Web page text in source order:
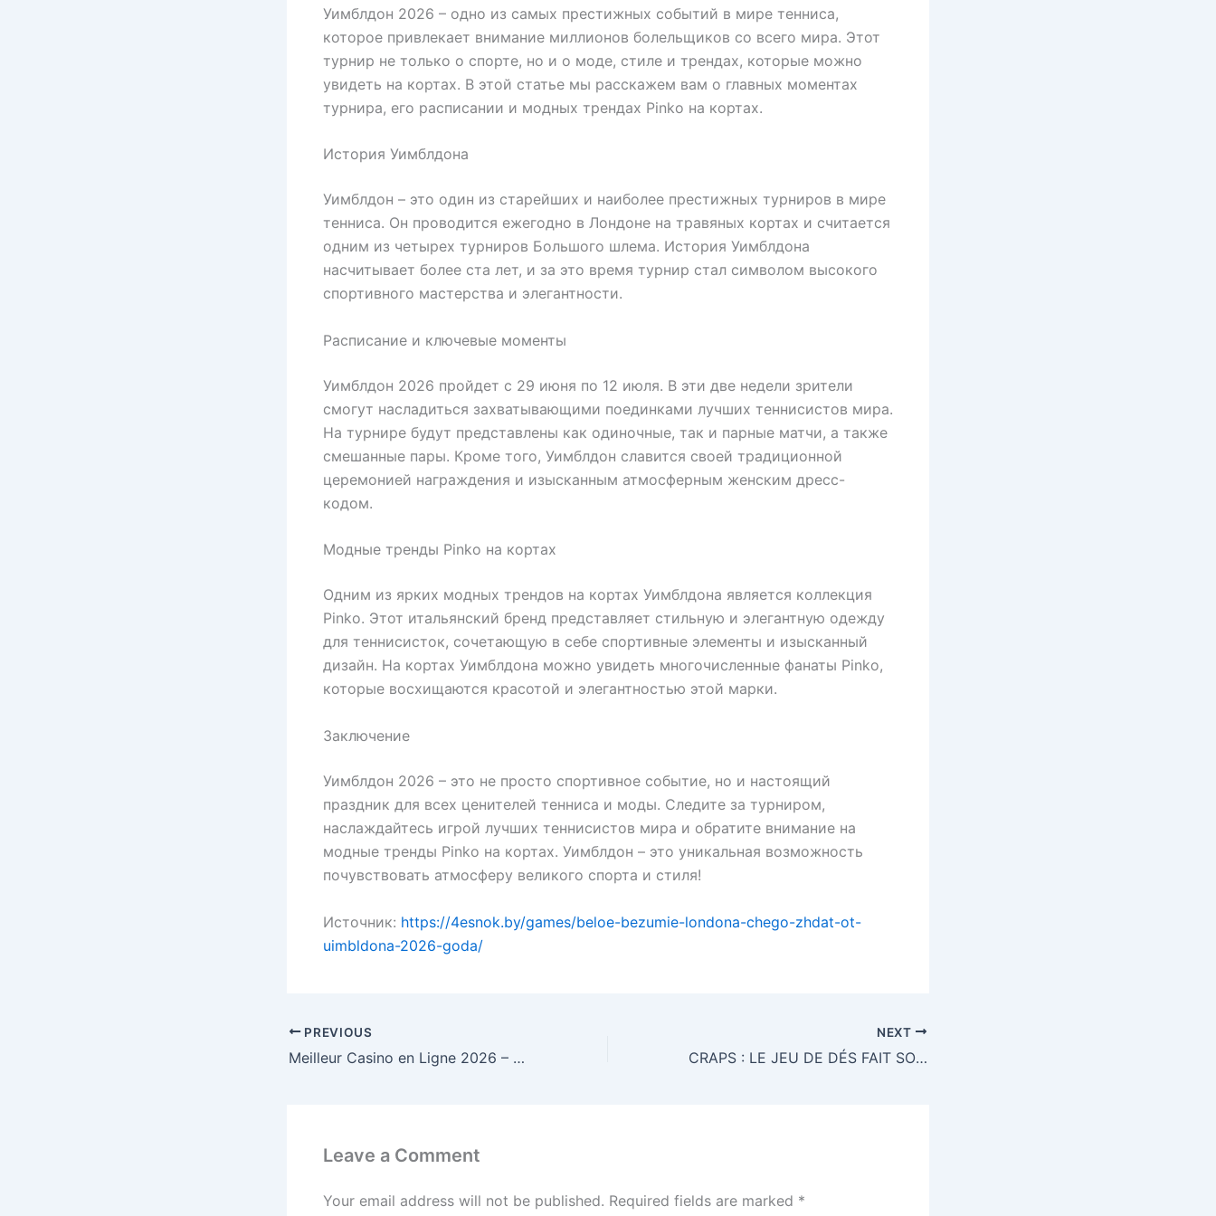
Уимблдон 2026 – одно из самых престижных событий в мире тенниса,
которое привлекает внимание миллионов болельщиков со всего мира. Этот
турнир не только о спорте, но и о моде, стиле и трендах, которые можно
увидеть на кортах. В этой статье мы расскажем вам о главных моментах
турнира, его расписании и модных трендах Pinko на кортах.
История Уимблдона
Уимблдон – это один из старейших и наиболее престижных турниров в мире
тенниса. Он проводится ежегодно в Лондоне на травяных кортах и считается
одним из четырех турниров Большого шлема. История Уимблдона
насчитывает более ста лет, и за это время турнир стал символом высокого
спортивного мастерства и элегантности.
Расписание и ключевые моменты
Уимблдон 2026 пройдет с 29 июня по 12 июля. В эти две недели зрители
смогут насладиться захватывающими поединками лучших теннисистов мира.
На турнире будут представлены как одиночные, так и парные матчи, а также
смешанные пары. Кроме того, Уимблдон славится своей традиционной
церемонией награждения и изысканным атмосферным женским дресс-
кодом.
Модные тренды Pinko на кортах
Одним из ярких модных трендов на кортах Уимблдона является коллекция
Pinko. Этот итальянский бренд представляет стильную и элегантную одежду
для теннисисток, сочетающую в себе спортивные элементы и изысканный
дизайн. На кортах Уимблдона можно увидеть многочисленные фанаты Pinko,
которые восхищаются красотой и элегантностью этой марки.
Заключение
Уимблдон 2026 – это не просто спортивное событие, но и настоящий
праздник для всех ценителей тенниса и моды. Следите за турниром,
наслаждайтесь игрой лучших теннисистов мира и обратите внимание на
модные тренды Pinko на кортах. Уимблдон – это уникальная возможность
почувствовать атмосферу великого спорта и стиля!
Источник: https://4esnok.by/games/beloe-bezumie-londona-chego-zhdat-ot-
uimbldona-2026-goda/
PREVIOUS
Meilleur Casino en Ligne 2026 – Top 10 des Casinos Fiables.16410
NEXT
CRAPS : LE JEU DE DÉS FAIT SON ENTRÉE AU CASINO BARRIÈRE ENGHIEN-LES-BAINS
Leave a Comment
Your email address will not be published. Required fields are marked *